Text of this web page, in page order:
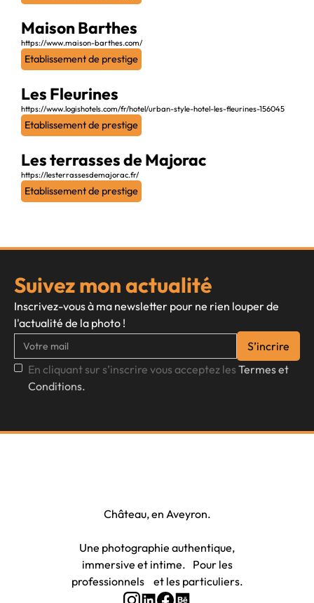
Maison Barthes
https://www.maison-barthes.com/
Etablissement de prestige
Les Fleurines
https://www.logishotels.com/fr/hotel/urban-style-hotel-les-fleurines-156045
Etablissement de prestige
Les terrasses de Majorac
https://lesterrassesdemajorac.fr/
Etablissement de prestige
Suivez mon actualité
Inscrivez-vous à ma newsletter pour ne rien louper de
l'actualité de la photo !
En cliquant sur s’inscrire vous acceptez les Termes et
Conditions.
Château, en Aveyron.
Une photographie authentique,
immersive et intime. Pour les
professionnels et les particuliers.